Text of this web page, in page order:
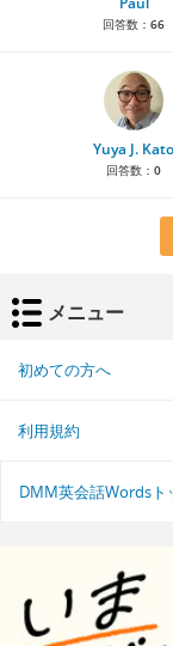
回答数： 66
Yuya J. Kato
回答数： 0
メニュー
初めての方へ
利用規約
DMM英会話Wordsト